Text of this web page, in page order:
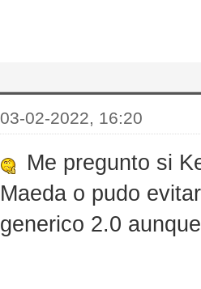
03-02-2022, 16:20
Me pregunto si
Maeda o pudo
generico 2.0